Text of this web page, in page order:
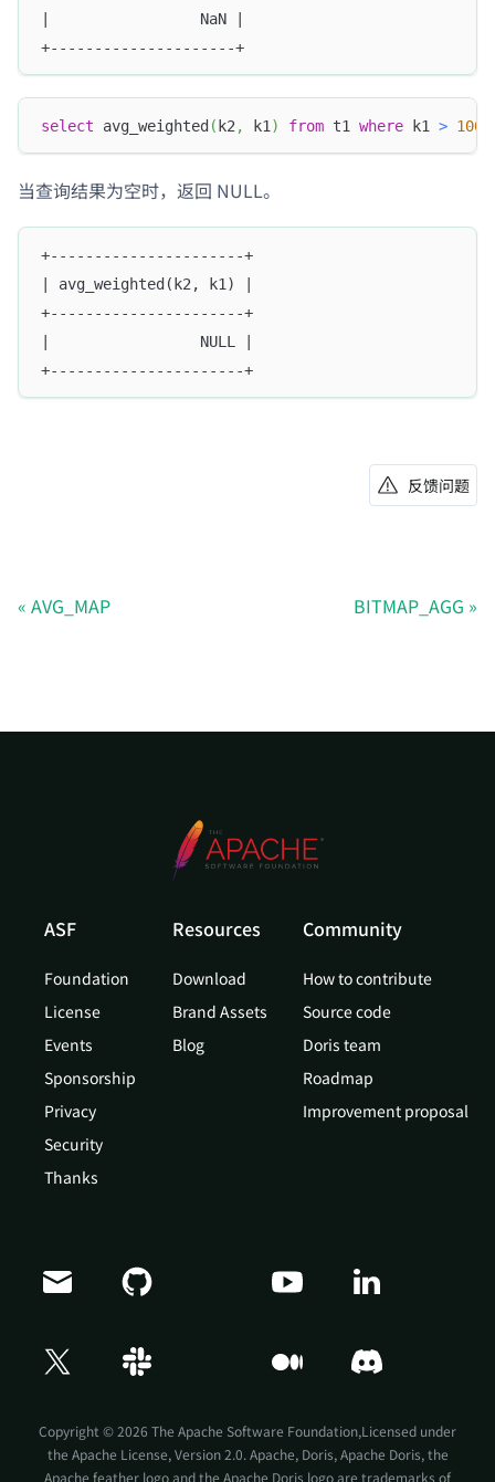
|                 NaN |
+---------------------+
select avg_weighted ( k2 , k1 ) from t1 where k1 > 100
当查询结果为空时，返回 NULL。
+----------------------+
| avg_weighted(k2, k1) |
+----------------------+
|                 NULL |
+----------------------+
反馈问题
AVG_MAP BITMAP_AGG
ASF
Foundation
License
Events
Sponsorship
Privacy
Security
Thanks
Resources
Download
Brand Assets
Blog
Community
How to contribute
Source code
Doris team
Roadmap
Improvement proposal
Copyright © 2026 The Apache Software Foundation,Licensed under
the Apache License, Version 2.0. Apache, Doris, Apache Doris, the
Apache feather logo and the Apache Doris logo are trademarks of
Doris Summit 26